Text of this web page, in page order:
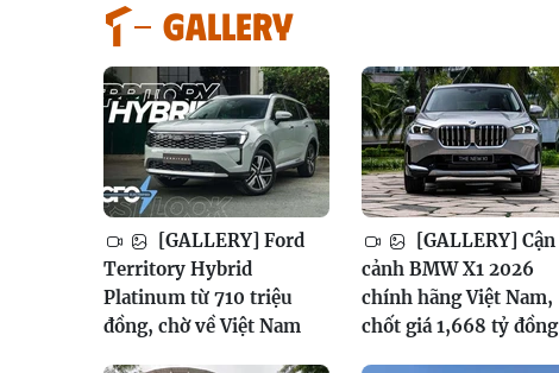
GALLERY
[GALLERY] Ford
Territory Hybrid
Platinum từ 710 triệu
đồng, chờ về Việt Nam
[GALLERY] Cận
cảnh BMW X1 2026
chính hãng Việt Nam,
chốt giá 1,668 tỷ đồng